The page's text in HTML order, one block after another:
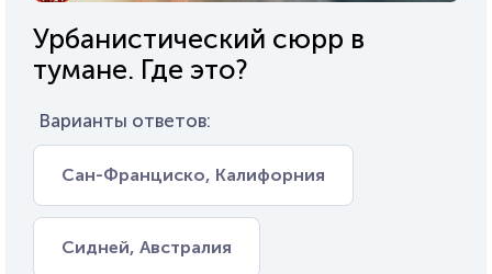
Урбанистический сюрр в
тумане. Где это?
Варианты ответов:
Сан-Франциско, Калифорния
Сидней, Австралия